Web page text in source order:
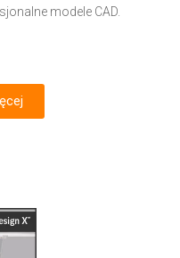
modele CAD.